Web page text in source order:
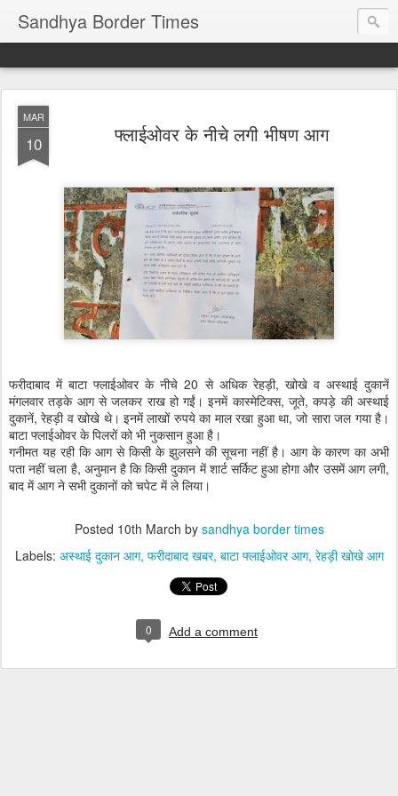
Sandhya Border Times
MAR
10 फ्लाईओवर के नीचे लगी भीषण आग
फरीदाबाद में बाटा फ्लाईओवर के नीचे 20 से अधिक रेहड़ी, खोखे व अस्थाई दुकानें
मंगलवार तड़के आग से जलकर राख हो गईं। इनमें कास्मेटिक्स, जूते, कपड़े की अस्थाई
दुकानें, रेहड़ी व खोखे थे। इनमें लाखों रुपये का माल रखा हुआ था, जो सारा जल गया है।
बाटा फ्लाईओवर के पिलरों को भी नुकसान हुआ है।
गनीमत यह रही कि आग से किसी के झुलसने की सूचना नहीं है। आग के कारण का अभी
पता नहीं चला है, अनुमान है कि किसी दुकान में शार्ट सर्किट हुआ होगा और उसमें आग लगी,
बाद में आग ने सभी दुकानों को चपेट में ले लिया।
Posted 10th March by sandhya border times
Labels: अस्थाई दुकान आग फरीदाबाद खबर बाटा फ्लाईओवर आग रेहड़ी खोखे आग
0 Add a comment